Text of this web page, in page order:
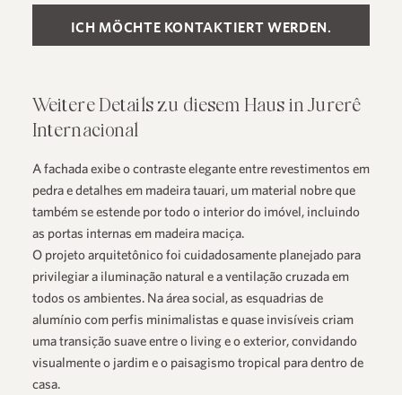
Please leave this field empty.
Weitere Details zu diesem Haus in Jurerê
Internacional
A fachada exibe o contraste elegante entre revestimentos em
pedra e detalhes em madeira tauari, um material nobre que
também se estende por todo o interior do imóvel, incluindo
as portas internas em madeira maciça.
O projeto arquitetônico foi cuidadosamente planejado para
privilegiar a iluminação natural e a ventilação cruzada em
todos os ambientes. Na área social, as esquadrias de
alumínio com perfis minimalistas e quase invisíveis criam
uma transição suave entre o living e o exterior, convidando
visualmente o jardim e o paisagismo tropical para dentro de
casa.